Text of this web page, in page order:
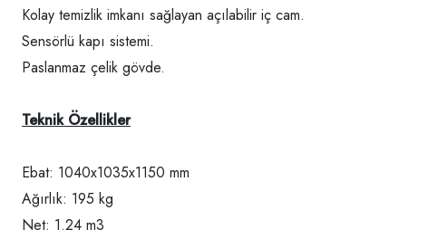
Kolay temizlik imkanı sağlayan açılabilir iç cam.
Sensörlü kapı sistemi.
Paslanmaz çelik gövde.
Teknik Özellikler
Ebat: 1040x1035x1150 mm
Ağırlık: 195 kg
Net: 1.24 m3